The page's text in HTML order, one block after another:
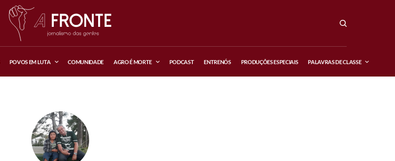
POVOS EM LUTA COMUNIDADE AGRO É MORTE PODCAST ENTRENÓS PRODUÇÕES ESPECIAIS PALAVRAS DE CLASSE